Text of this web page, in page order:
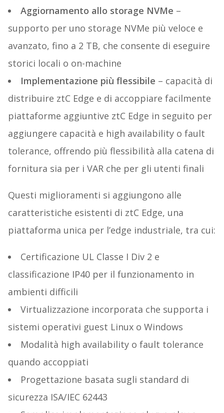
Aggiornamento allo storage NVMe –
supporto per uno storage NVMe più veloce e
avanzato, fino a 2 TB, che consente di eseguire
storici locali o on-machine
Implementazione più flessibile – capacità di
distribuire ztC Edge e di accoppiare facilmente
piattaforme aggiuntive ztC Edge in seguito per
aggiungere capacità e high availability o fault
tolerance, offrendo più flessibilità alla catena di
fornitura sia per i VAR che per gli utenti finali
Questi miglioramenti si aggiungono alle
caratteristiche esistenti di ztC Edge, una
piattaforma unica per l’edge industriale, tra cui:
Certificazione UL Classe I Div 2 e
classificazione IP40 per il funzionamento in
ambienti difficili
Virtualizzazione incorporata che supporta i
sistemi operativi guest Linux o Windows
Modalità high availability o fault tolerance
quando accoppiati
Progettazione basata sugli standard di
sicurezza ISA/IEC 62443